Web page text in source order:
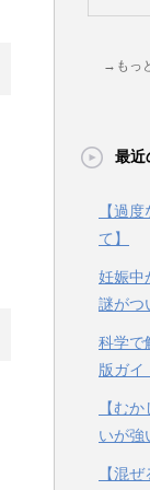
→もっ
最近
【過
て】
妊娠中
謎がつ
科学で
版ガイ
【む
いが強
【混